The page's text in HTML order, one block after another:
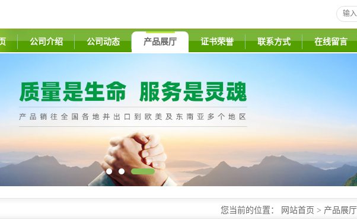
公司介绍 公司动态 产品展厅 证书荣誉 联系方式 在线留言
您当前的位置： 网站首页 > 产品展厅